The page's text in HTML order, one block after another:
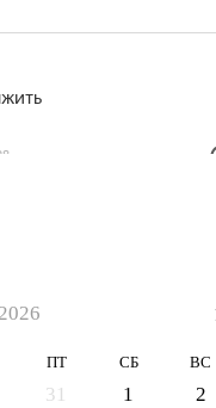
ПТ СБ ВС
31 1
2